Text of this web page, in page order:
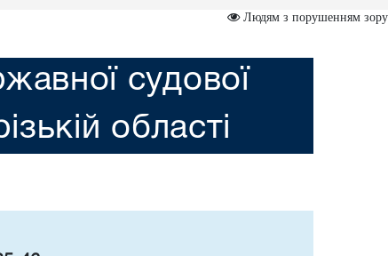
Людям з порушенням зору
судової
області